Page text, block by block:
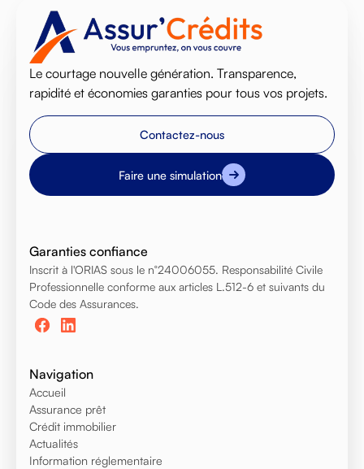
Le courtage nouvelle génération. Transparence,
rapidité et économies garanties pour tous vos projets.
Contactez-nous
Faire une simulation
Garanties confiance
Inscrit à l'ORIAS sous le n°24006055. Responsabilité Civile
Professionnelle conforme aux articles L.512-6 et suivants du
Code des Assurances.
Navigation
Accueil
Assurance prêt
Crédit immobilier
Actualités
Information réglementaire